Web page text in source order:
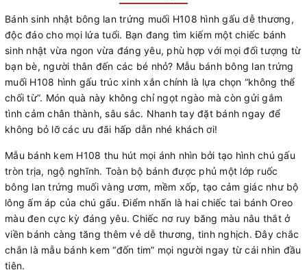
Bánh sinh nhật bông lan trứng muối H108 hình gấu dễ thương,
độc đáo cho mọi lứa tuổi. Bạn đang tìm kiếm một chiếc bánh
sinh nhật vừa ngon vừa đáng yêu, phù hợp với mọi đối tượng từ
bạn bè, người thân đến các bé nhỏ? Mẫu bánh bông lan trứng
muối H108 hình gấu trúc xinh xắn chính là lựa chọn “không thể
chối từ”. Món quà này không chỉ ngọt ngào mà còn gửi gắm
tình cảm chân thành, sâu sắc. Nhanh tay đặt bánh ngay để
không bỏ lỡ các ưu đãi hấp dẫn nhé khách ơi!
Mẫu bánh kem H108 thu hút mọi ánh nhìn bởi tạo hình chú gấu
tròn trịa, ngộ nghĩnh. Toàn bộ bánh được phủ một lớp ruốc
bông lan trứng muối vàng ươm, mềm xốp, tạo cảm giác như bộ
lông ấm áp của chú gấu. Điểm nhấn là hai chiếc tai bánh Oreo
màu đen cực kỳ đáng yêu. Chiếc nơ ruy băng màu nâu thắt ở
viền bánh càng tăng thêm vẻ dễ thương, tinh nghịch. Đây chắc
chắn là mẫu bánh kem “đốn tim” mọi người ngay từ cái nhìn đầu
tiên.